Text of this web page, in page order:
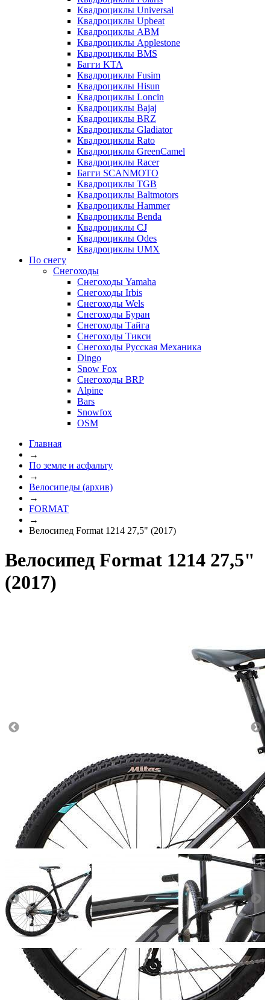
Квадроциклы Universal
Квадроциклы Upbeat
Квадроциклы ABM
Квадроциклы Applestone
Квадроциклы BMS
Багги KTA
Квадроциклы Fusim
Квадроциклы Hisun
Квадроциклы Loncin
Квадроциклы Bajaj
Квадроциклы BRZ
Квадроциклы Gladiator
Квадроциклы Rato
Квадроциклы GreenCamel
Квадроциклы Racer
Багги SCANMOTO
Квадроциклы TGB
Квадроциклы Baltmotors
Квадроциклы Hammer
Квадроциклы Benda
Квадроциклы CJ
Квадроциклы Odes
Квадроциклы UMX
По снегу
Снегоходы
Снегоходы Yamaha
Снегоходы Irbis
Снегоходы Wels
Снегоходы Буран
Снегоходы Тайга
Снегоходы Тикси
Снегоходы Русская Механика
Dingo
Snow Fox
Снегоходы BRP
Alpine
Bars
Snowfox
OSM
Главная
→
По земле и асфальту
→
Велосипеды (архив)
→
FORMAT
→
Велосипед Format 1214 27,5" (2017)
Велосипед Format 1214 27,5"
(2017)
Добавить к сравнению
Нет в наличии